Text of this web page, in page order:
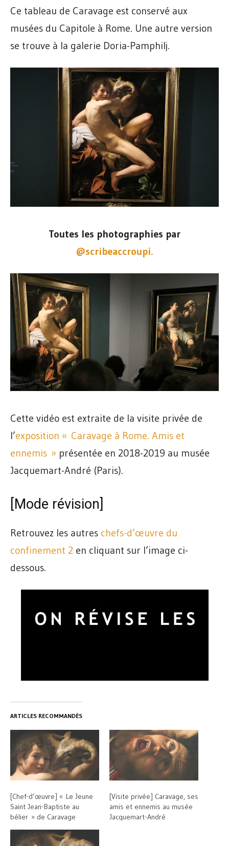
Ce tableau de Caravage est conservé aux
musées du Capitole à Rome. Une autre version
se trouve à la galerie Doria-Pamphilj.
Toutes les photographies par
@scribeaccroupi.
Cette vidéo est extraite de la visite privée de
l’exposition « Caravage à Rome. Amis et
ennemis » présentée en 2018-2019 au musée
Jacquemart-André (Paris).
[Mode révision]
Retrouvez les autres chefs-d’œuvre du
confinement 2 en cliquant sur l’image ci-
dessous.
ARTICLES RECOMMANDÉS
[Chef-d’œuvre] « Le Jeune
Saint Jean-Baptiste au
bélier » de Caravage
[Visite privée] Caravage, ses
amis et ennemis au musée
Jacquemart-André